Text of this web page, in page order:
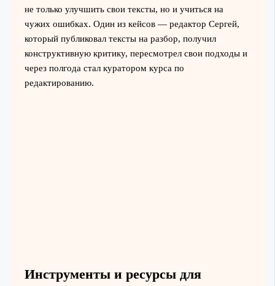
не только улучшить свои тексты, но и учиться на
чужих ошибках. Один из кейсов — редактор Сергей,
который публиковал тексты на разбор, получил
конструктивную критику, пересмотрел свои подходы и
через полгода стал куратором курса по
редактированию.
Инструменты и ресурсы для